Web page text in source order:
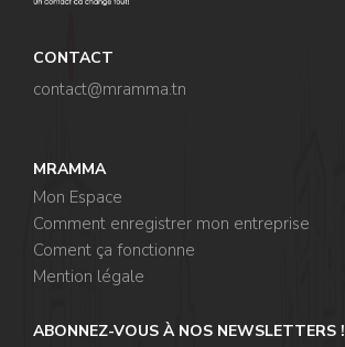
CONTACT
contact@mramma.tn
MRAMMA
Mon Espace
Comment enregistrer mon entreprise
Coment ça fonctionne
Mention légale
ABONNEZ-VOUS À NOS NEWSLETTERS !